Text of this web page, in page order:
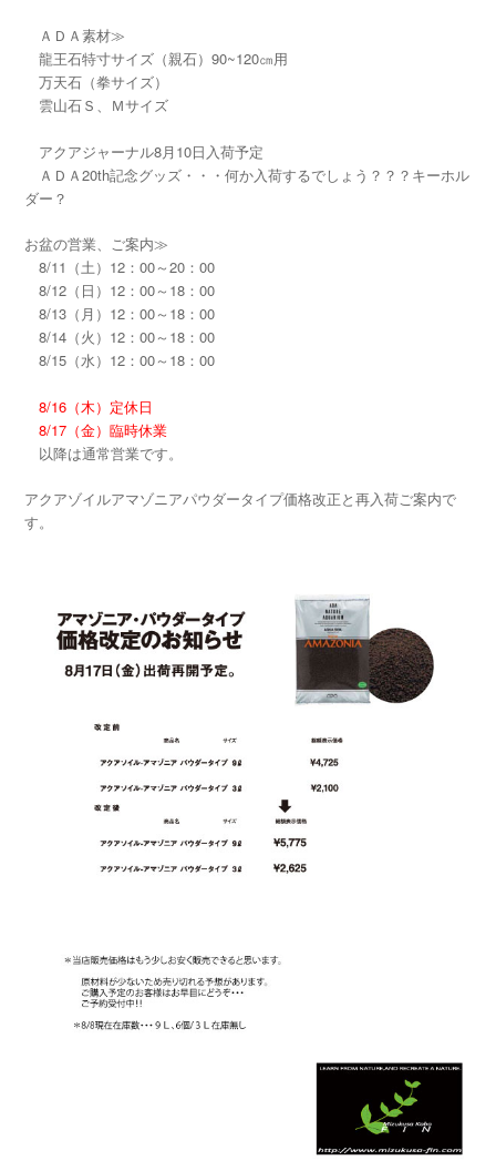
ＡＤＡ素材≫
龍王石特寸サイズ（親石）90~120㎝用
万天石（拳サイズ）
雲山石Ｓ、Ｍサイズ
アクアジャーナル8月10日入荷予定
ＡＤＡ20th記念グッズ・・・何か入荷するでしょう？？？キーホル
ダー？
お盆の営業、ご案内≫
8/11（土）12：00～20：00
8/12（日）12：00～18：00
8/13（月）12：00～18：00
8/14（火）12：00～18：00
8/15（水）12：00～18：00
8/16（木）定休日
8/17（金）臨時休業
以降は通常営業です。
アクアゾイルアマゾニアパウダータイプ価格改正と再入荷ご案内で
す。